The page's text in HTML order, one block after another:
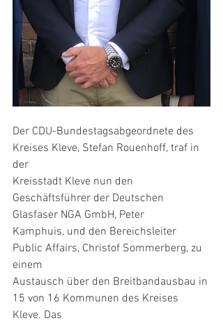
Der CDU-Bundestagsabgeordnete des
Kreises Kleve, Stefan Rouenhoff, traf in
der
Kreisstadt Kleve nun den
Geschäftsführer der Deutschen
Glasfaser NGA GmbH, Peter
Kamphuis, und den Bereichsleiter
Public Affairs, Christof Sommerberg, zu
einem
Austausch über den Breitbandausbau in
15 von 16 Kommunen des Kreises
Kleve. Das